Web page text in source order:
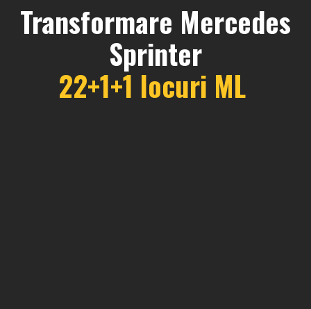
Transformare Mercedes
Sprinter
22+1+1 locuri ML